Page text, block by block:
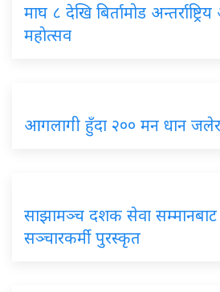
माघ ८ देखि बिर्तामोड
महाेत्सव
आगलागी हुँदा २०० मन धान जलेर
साझामञ्च दशक सेवा सम्मानबाट
सञ्चारकर्मी पुरस्कृत